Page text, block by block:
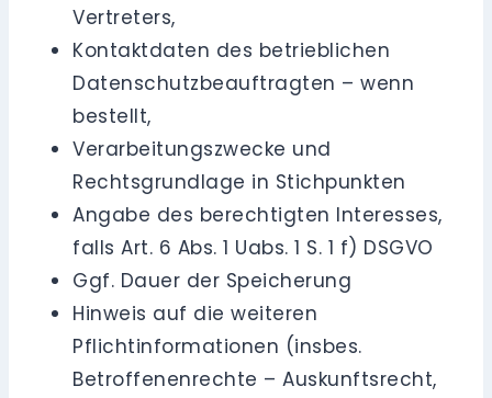
Vertreters,
Kontaktdaten des betrieblichen
Datenschutzbeauftragten – wenn
bestellt,
Verarbeitungszwecke und
Rechtsgrundlage in Stichpunkten
Angabe des berechtigten Interesses,
falls Art. 6 Abs. 1 Uabs. 1 S. 1 f) DSGVO
Ggf. Dauer der Speicherung
Hinweis auf die weiteren
Pflichtinformationen (insbes.
Betroffenenrechte – Auskunftsrecht,